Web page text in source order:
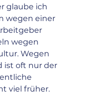
glaube ich
wegen einer
wegen
Wegen
ist oft nur der
viel früher.